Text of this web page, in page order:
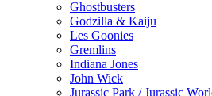
Ghostbusters
Godzilla & Kaiju
Les Goonies
Gremlins
Indiana Jones
John Wick
Jurassic Park / Jurassic